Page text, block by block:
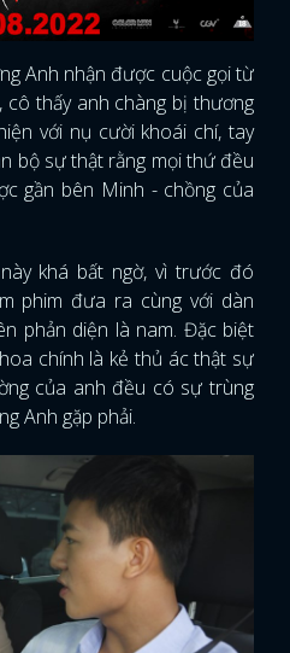
Anh nhận được cuộc gọi từ
cô thấy anh chàng bị thương
với nụ cười khoái chí, tay
bộ sự thật rằng mọi thứ đều
gần bên Minh - chồng của
khá bất ngờ, vì trước đó
phim đưa ra cùng với dàn
phản diện là nam. Đặc biệt
chính là kẻ thủ ác thật sự
của anh đều có sự trùng
Anh gặp phải.